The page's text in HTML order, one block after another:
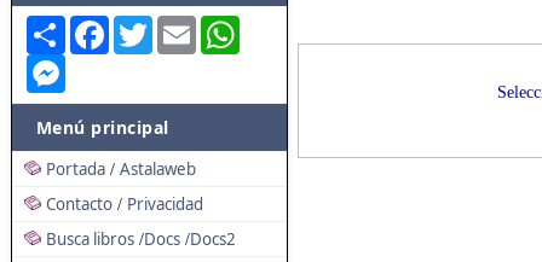
Share FacebookTwitterEmail
Menú principal
Portada / Astalaweb
Contacto / Privacidad
Busca libros /Docs /Docs2